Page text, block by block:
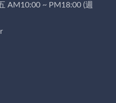
AM10:00 ~ PM18:00 (週